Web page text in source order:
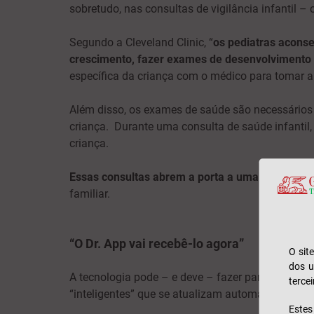
sobretudo, nas consultas de vigilância infantil –
Segundo a Cleveland Clinic, “os pediatras
crescimento, fazer exames de
específica da criança com o médico para tomar
Além disso, os exames de saúde são
criança. Durante uma consulta de saúde
criança.
Essas consultas abrem a porta a uma
familiar.
“O Dr. App vai recebê-lo agora”
A tecnologia pode – e deve – fazer parte desta
“inteligentes” que se atualizam
O
dos